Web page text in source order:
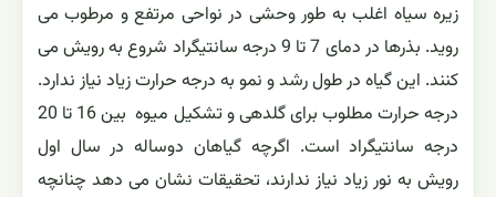
زیره سیاه اغلب به طور وحشی در نواحی مرتفع و مرطوب می
روید. بذرها در دمای 7 تا 9 درجه سانتیگراد شروع به رویش می
کنند. این گیاه در طول رشد و نمو به درجه حرارت زیاد نیاز ندارد.
درجه حرارت مطلوب برای گلدهی و تشکیل میوه بین 16 تا 20
درجه سانتیگراد است. اگرچه گیاهان دوساله در سال اول
رویش به نور زیاد نیاز ندارند، تحقیقات نشان می دهد چنانچه